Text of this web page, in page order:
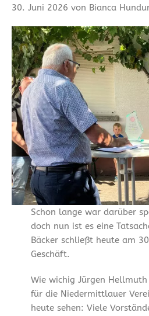
30. Juni 2026 von Bianca
Schon lange war darüber
doch nun ist es eine
Bäcker schließt heute am
Geschäft.
Wie wichig Jürgen
für die Niedermittlauer
heute sehen: Viele